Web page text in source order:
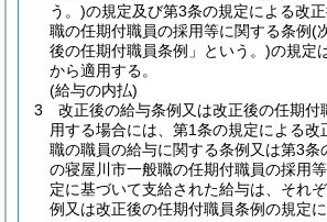
う。)の規定及び第3条の規定による改
職の任期付職員の採用等に関する条例(
後の任期付職員条例」という。)の規定
から適用する。
(給与の内払)
3
改正後の給与条例又は改正後の任期付
用する場合には、第1条の規定による改
職の職員の給与に関する条例又は第3条
の寝屋川市一般職の任期付職員の採用
定に基づいて支給された給与は、それ
例又は改正後の任期付職員条例の規定